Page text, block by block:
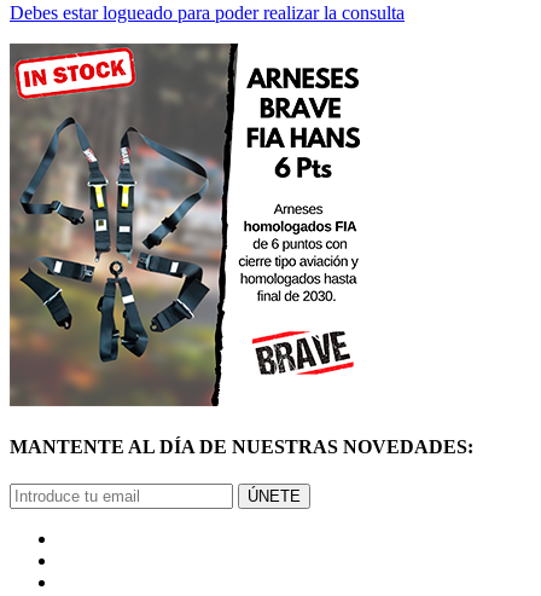
Debes estar logueado para poder realizar la consulta
MANTENTE AL DÍA DE NUESTRAS NOVEDADES:
ÚNETE